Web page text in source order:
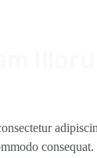
consequat.